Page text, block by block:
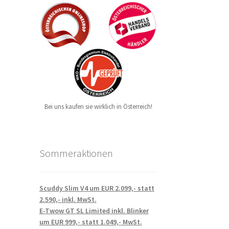
Bei uns kaufen sie wirklich in Österreich!
Sommeraktionen
Scuddy Slim V4 um EUR 2.099,- statt
2.590,- inkl. MwSt.
E-Twow GT SL Limited inkl. Blinker
um EUR 999,- statt 1.049,- MwSt.